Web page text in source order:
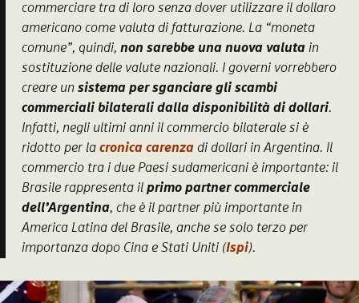
commerciare tra di loro senza dover utilizzare il dollaro
americano come valuta di fatturazione. La “moneta
comune”, quindi, non sarebbe una nuova valuta in
sostituzione delle valute nazionali. I governi vorrebbero
creare un sistema per sganciare gli scambi
commerciali bilaterali dalla disponibilità di dollari.
Infatti, negli ultimi anni il commercio bilaterale si è
ridotto per la cronica carenza di dollari in Argentina. Il
commercio tra i due Paesi sudamericani è importante: il
Brasile rappresenta il primo partner commerciale
dell’Argentina, che è il partner più importante in
America Latina del Brasile, anche se solo terzo per
importanza dopo Cina e Stati Uniti (Ispi).